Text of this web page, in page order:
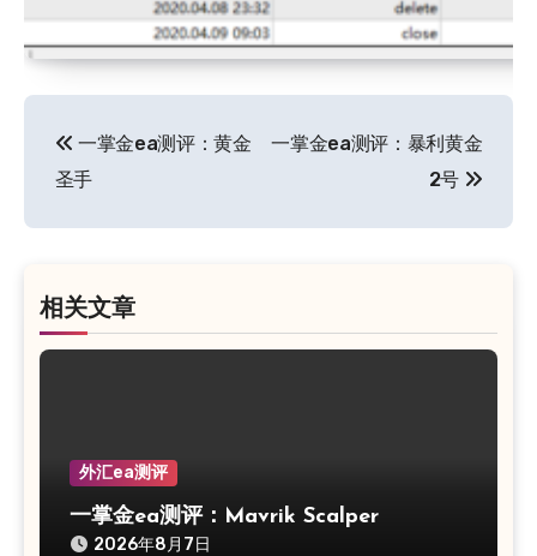
章
导
一掌金ea测评：黄金
圣手
一掌金ea测评：暴利黄金
2号
相关文章
外汇ea测评
一掌金ea测评：Mavrik Scalper
2026年8月7日